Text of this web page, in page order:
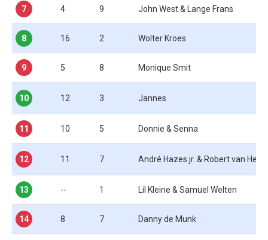
7 4 9 John West & Lange Frans
8 16 2 Wolter Kroes
9 5 8 Monique Smit
10 12 3 Jannes
11 10 5 Donnie & Senna
12 11 7 André Hazes jr. & Robert van
13 -- 1 Lil Kleine & Samuel Welten
14 8 7 Danny de Munk